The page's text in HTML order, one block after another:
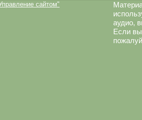
сайтом"
аудио,
Если вы